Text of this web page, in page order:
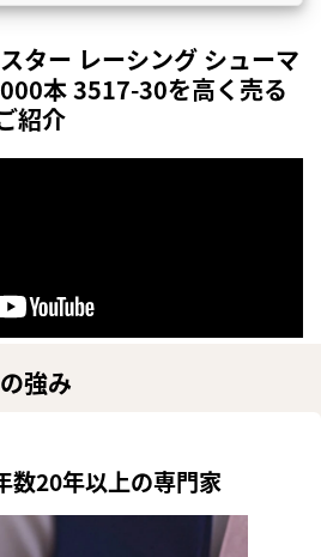
ター レーシング シューマ
本 3517-30を高く売る
紹介
強み
数20年以上の専門家